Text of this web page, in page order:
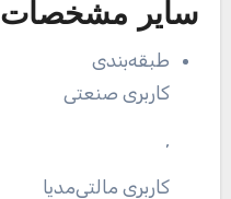
سایر مشخصات
طبقه‌بندی
کاربری صنعتی
,
کاربری مالتی‌مدیا